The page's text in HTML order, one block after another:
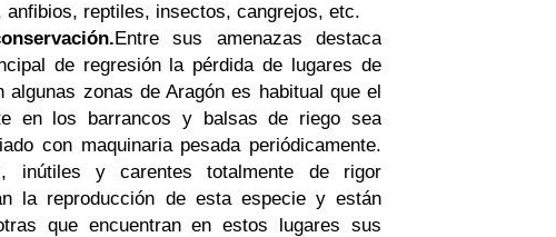
anfibios, reptiles, insectos, cangrejos, etc.
Entre sus amenazas destaca
de regresión la pérdida de lugares de
algunas zonas de Aragón es habitual que el
en los barrancos y balsas de riego sea
con maquinaria pesada periódicamente.
inútiles y carentes totalmente de rigor
la reproducción de esta especie y están
que encuentran en estos lugares sus